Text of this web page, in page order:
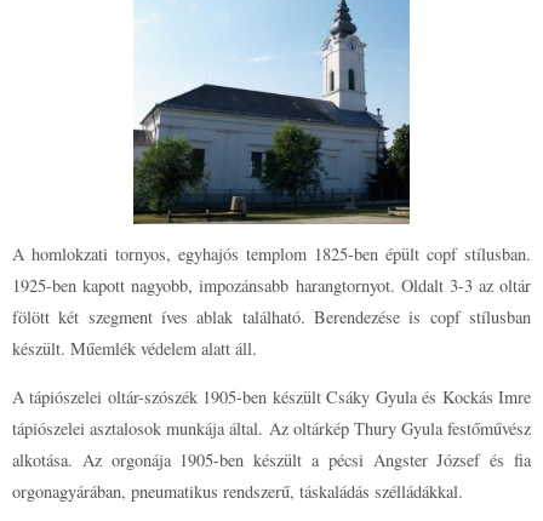
A homlokzati tornyos, egyhajós templom 1825-ben épült copf stílusban.
1925-ben kapott nagyobb, impozánsabb harangtornyot. Oldalt 3-3 az oltár
fölött két szegment íves ablak található. Berendezése is copf stílusban
készült. Műemlék védelem alatt áll.
A tápiószelei oltár-szószék 1905-ben készült Csáky Gyula és Kockás Imre
tápiószelei asztalosok munkája által. Az oltárkép Thury Gyula festőművész
alkotása. Az orgonája 1905-ben készült a pécsi Angster József és fia
orgonagyárában, pneumatikus rendszerű, táskaládás szélládákkal.